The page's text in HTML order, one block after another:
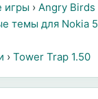
игры › Angry Birds
темы для Nokia
› Tower Trap 1.50